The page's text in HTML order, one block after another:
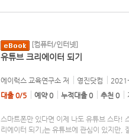
[컴퓨터/인터넷]
유튜브 크리에이터 되기
에이럭스 교육연구소 저 영진닷컴
대출 0/5
예약 0 누적대출 0 추천 0
스마트폰만 있다면 이제 나도 유튜브 스타!
리에이터 되기』는 유튜브에 관심이 있지만,